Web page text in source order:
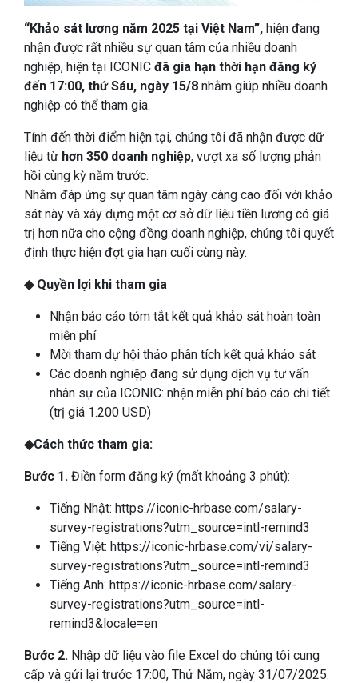
“Khảo sát lương năm 2025 tại Việt Nam”, hiện đang
nhận được rất nhiều sự quan tâm của nhiều doanh
nghiệp, hiện tại ICONIC đã gia hạn thời hạn đăng ký
đến 17:00, thứ Sáu, ngày 15/8 nhằm giúp nhiều doanh
nghiệp có thể tham gia.
Tính đến thời điểm hiện tại, chúng tôi đã nhận được dữ
liệu từ hơn 350 doanh nghiệp, vượt xa số lượng phản
hồi cùng kỳ năm trước.
Nhằm đáp ứng sự quan tâm ngày càng cao đối với khảo
sát này và xây dựng một cơ sở dữ liệu tiền lương có giá
trị hơn nữa cho cộng đồng doanh nghiệp, chúng tôi quyết
định thực hiện đợt gia hạn cuối cùng này.
◆ Quyền lợi khi tham gia
Nhận báo cáo tóm tắt kết quả khảo sát hoàn toàn
miễn phí
Mời tham dự hội thảo phân tích kết quả khảo sát
Các doanh nghiệp đang sử dụng dịch vụ tư vấn
nhân sự của ICONIC: nhận miễn phí báo cáo chi tiết
(trị giá 1.200 USD)
◆Cách thức tham gia:
Bước 1. Điền form đăng ký (mất khoảng 3 phút):
Tiếng Nhật: https://iconic-hrbase.com/salary-
survey-registrations?utm_source=intl-remind3
Tiếng Việt: https://iconic-hrbase.com/vi/salary-
survey-registrations?utm_source=intl-remind3
Tiếng Anh: https://iconic-hrbase.com/salary-
survey-registrations?utm_source=intl-
remind3&locale=en
Bước 2. Nhập dữ liệu vào file Excel do chúng tôi cung
cấp và gửi lại trước 17:00, Thứ Năm, ngày 31/07/2025.